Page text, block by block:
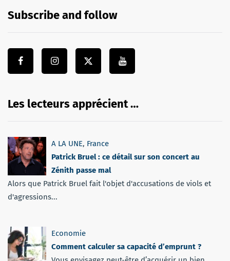
Subscribe and follow
Les lecteurs apprécient …
A LA UNE, France
Patrick Bruel : ce détail sur son concert au
Zénith passe mal
Alors que Patrick Bruel fait l'objet d'accusations de viols et
d'agressions...
Economie
Comment calculer sa capacité d’emprunt ?